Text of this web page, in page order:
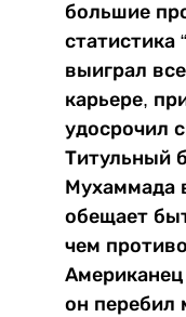
большие
статистика
выиграл
карьере,
удосрочил
Титульный
Мухаммада
обещает
чем
Американец
он перебил